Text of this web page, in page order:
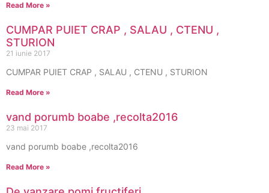
Read More »
CUMPAR PUIET CRAP , SALAU , CTENU ,
STURION
21 iunie 2017
CUMPAR PUIET CRAP , SALAU , CTENU , STURION
Read More »
vand porumb boabe ,recolta2016
23 mai 2017
vand porumb boabe ,recolta2016
Read More »